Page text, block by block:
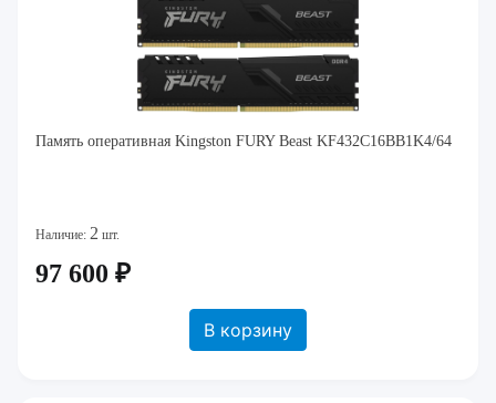
Память оперативная Kingston FURY Beast KF432C16BB1K4/64
Наличие: 2 шт.
97 600 ₽
В корзину